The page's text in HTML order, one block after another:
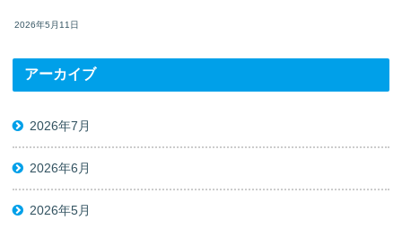
2026年5月11日
アーカイブ
2026年7月
2026年6月
2026年5月